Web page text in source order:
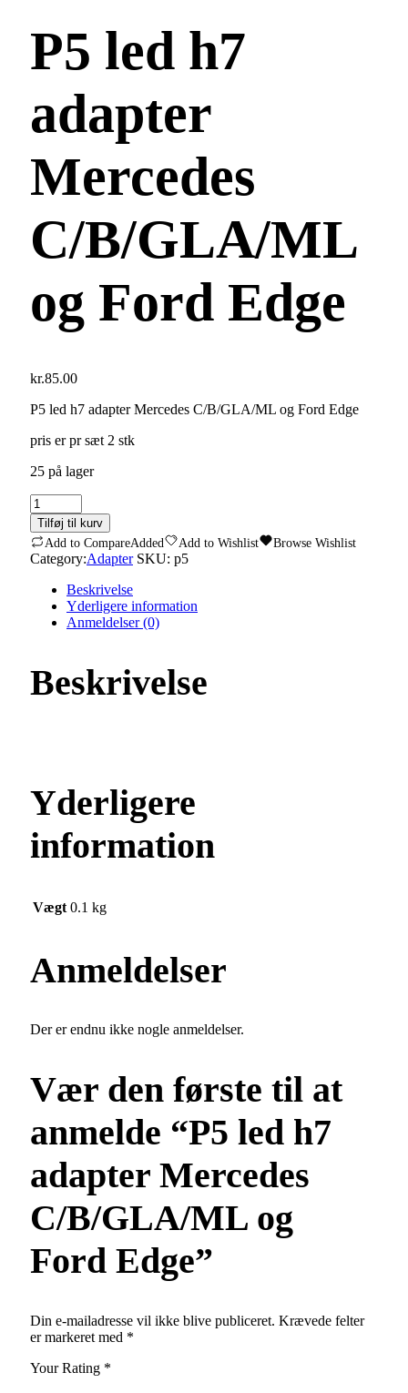
P5 led h7
adapter
Mercedes
C/B/GLA/ML
og Ford Edge
kr.85.00
P5 led h7 adapter Mercedes C/B/GLA/ML og Ford Edge
pris er pr sæt 2 stk
25 på lager
P5
led
h7
adapter
Mercedes
C/B/GLA/ML
Tilføj til kurv
Add to CompareAdded Add to Wishlist Browse Wishlist
Category:Adapter SKU: p5
Beskrivelse
Yderligere information
Anmeldelser (0)
Beskrivelse
Yderligere
information
Vægt 0.1 kg
Anmeldelser
Der er endnu ikke nogle anmeldelser.
Vær den første til at
anmelde “P5 led h7
adapter Mercedes
C/B/GLA/ML og
Ford Edge”
Din e-mailadresse vil ikke blive publiceret. Krævede felter
er markeret med *
Your Rating *